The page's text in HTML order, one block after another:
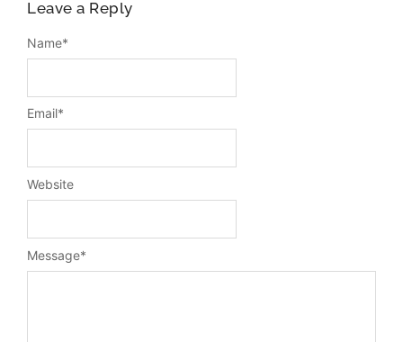
Leave a Reply
Message*
Name*
Email*
Website